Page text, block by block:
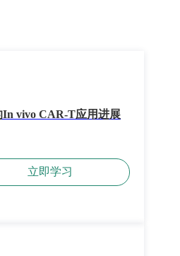
In vivo CAR-T应用进展
立即学习